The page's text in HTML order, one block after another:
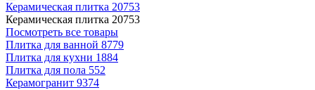
Керамическая плитка 20753
Керамическая плитка 20753
Посмотреть все товары
Плитка для ванной 8779
Плитка для кухни 1884
Плитка для пола 552
Керамогранит 9374